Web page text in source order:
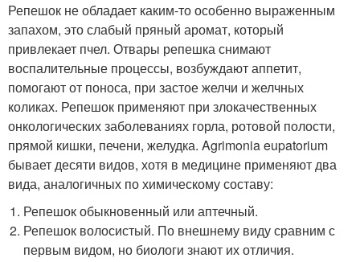
Репешок не обладает каким-то особенно выраженным
запахом, это слабый пряный аромат, который
привлекает пчел. Отвары репешка снимают
воспалительные процессы, возбуждают аппетит,
помогают от поноса, при застое желчи и желчных
коликах. Репешок применяют при злокачественных
онкологических заболеваниях горла, ротовой полости,
прямой кишки, печени, желудка. Agrimonia eupatorium
бывает десяти видов, хотя в медицине применяют два
вида, аналогичных по химическому составу:
Репешок обыкновенный или аптечный.
Репешок волосистый. По внешнему виду сравним с
первым видом, но биологи знают их отличия.